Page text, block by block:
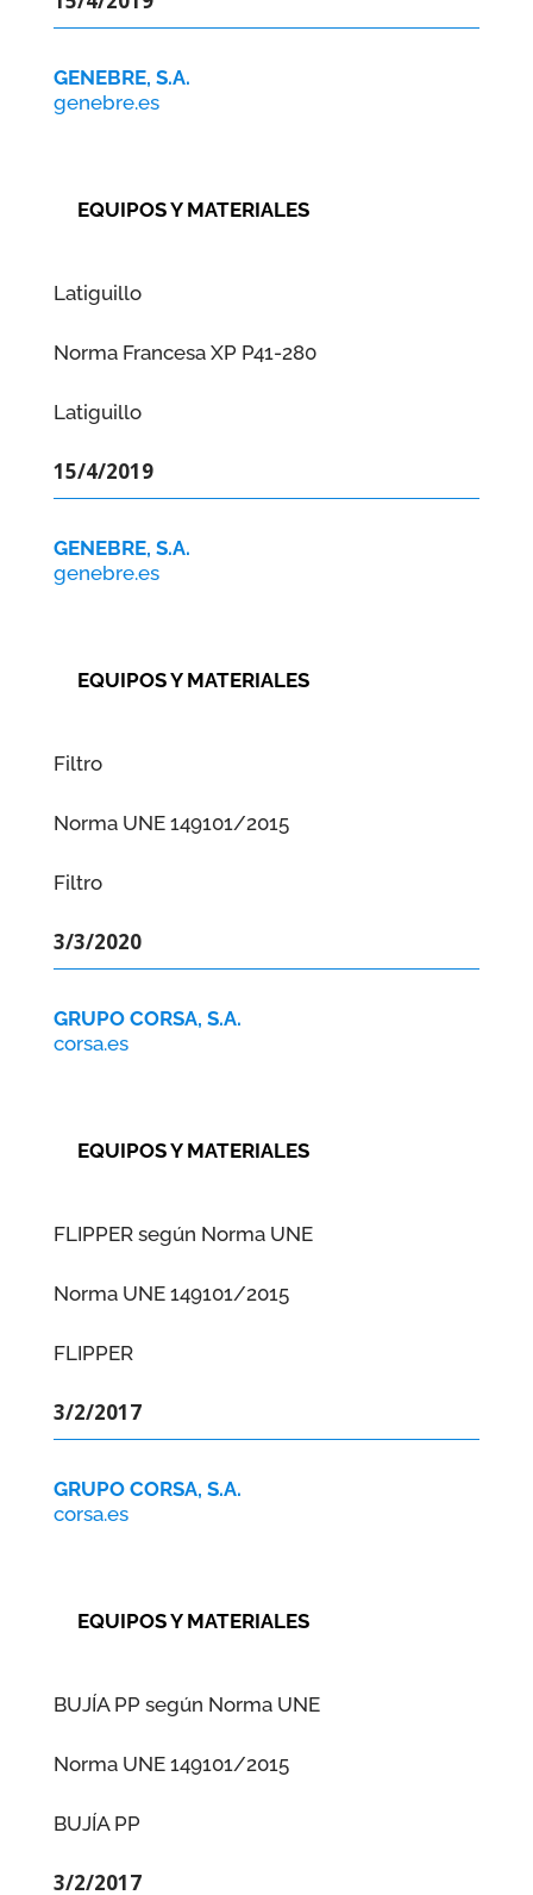
GENEBRE, S.A.
genebre.es
EQUIPOS Y MATERIALES
Latiguillo
Norma Francesa XP P41-280
Latiguillo
15/4/2019
GENEBRE, S.A.
genebre.es
EQUIPOS Y MATERIALES
Filtro
Norma UNE 149101/2015
Filtro
3/3/2020
GRUPO CORSA, S.A.
corsa.es
EQUIPOS Y MATERIALES
FLIPPER según Norma UNE
Norma UNE 149101/2015
FLIPPER
3/2/2017
GRUPO CORSA, S.A.
corsa.es
EQUIPOS Y MATERIALES
BUJÍA PP según Norma UNE
Norma UNE 149101/2015
BUJÍA PP
3/2/2017